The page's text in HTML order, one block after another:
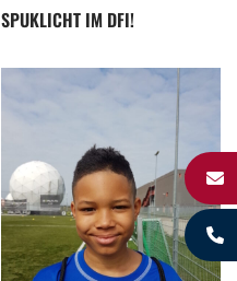
SPUKLICHT IM DFI!